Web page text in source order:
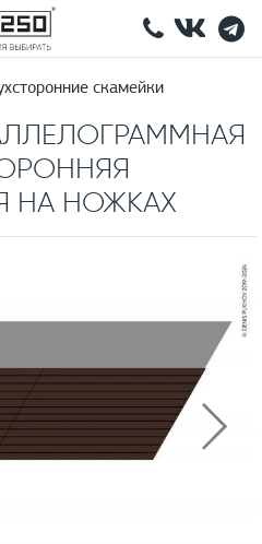
скамейки
НА НОЖКАХ